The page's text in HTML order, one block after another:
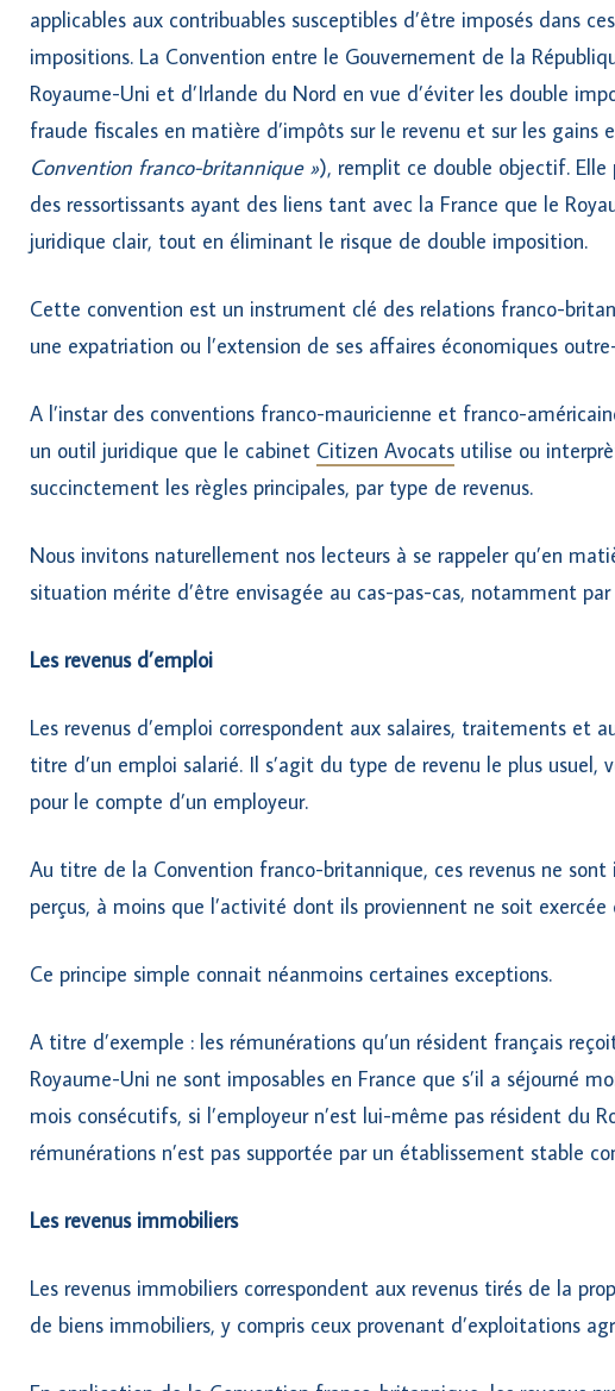
applicables aux contribuables susceptibles d’être imposés dans
impositions. La Convention entre le Gouvernement de la
Royaume-Uni et d’Irlande du Nord en vue d’éviter les double
fraude fiscales en matière d’impôts sur le revenu et sur les
Convention franco-britannique »), remplit ce double objectif.
des ressortissants ayant des liens tant avec la France que le
juridique clair, tout en éliminant le risque de double imposition.
Cette convention est un instrument clé des relations franco-
une expatriation ou l’extension de ses affaires économiques
A l’instar des conventions franco-mauricienne et franco-
un outil juridique que le cabinet Citizen Avocats utilise ou
succinctement les règles principales, par type de revenus.
Nous invitons naturellement nos lecteurs à se rappeler qu’en
situation mérite d’être envisagée au cas-pas-cas, notamment par
Les revenus d’emploi
Les revenus d’emploi correspondent aux salaires, traitements et
titre d’un emploi salarié. Il s’agit du type de revenu le plus usuel,
pour le compte d’un employeur.
Au titre de la Convention franco-britannique, ces revenus ne sont
perçus, à moins que l’activité dont ils proviennent ne soit exercée
Ce principe simple connait néanmoins certaines exceptions.
A titre d’exemple : les rémunérations qu’un résident français
Royaume-Uni ne sont imposables en France que s’il a séjourné
mois consécutifs, si l’employeur n’est lui-même pas résident du
rémunérations n’est pas supportée par un établissement stable
Les revenus immobiliers
Les revenus immobiliers correspondent aux revenus tirés de la
de biens immobiliers, y compris ceux provenant d’exploitations